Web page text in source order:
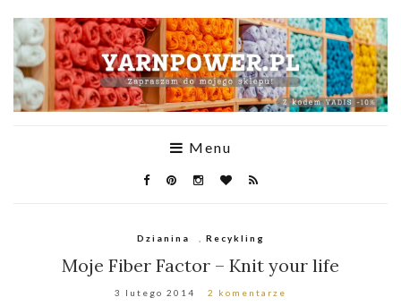
Menu
Dzianina Recykling
Moje Fiber Factor – Knit your life
3 lutego 2014 2 komentarze